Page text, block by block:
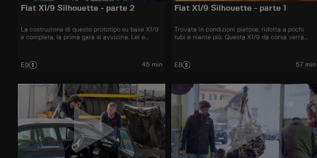
Fiat X1/9 Silhouette - parte 2
La costruzione di questo prototipo su base X1/9
è completa, la prima gara si avvicina. Lei e
E9 45 min
Fiat X1/9 Silhouette - parte 1
Trovata in condizioni pietose, ridotta a pochi
tubi e niente più. Questa X1/9 da corsa verrà
E8 57 min